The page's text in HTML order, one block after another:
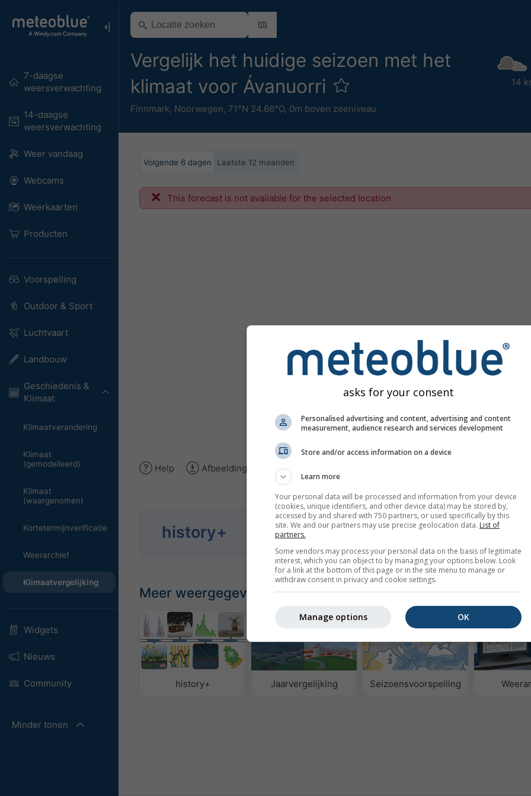
7-daagse
weersverwachting
14-daagse
weersverwachting
Weer vandaag
Webcams
Weerkaarten
Producten
Voorspelling
Outdoor & Sport
Luchtvaart
Landbouw
Geschiedenis &
Klimaat
Klimaatverandering
Klimaat
(gemodelleerd)
Klimaat
(waargenomen)
Kortetermijnverificatie
Weerarchief
Klimaatvergelijking
Widgets
Nieuws
Community
Minder tonen
Vergelijk het huidige seizoen met het
klimaat voor Ávanuorri
Finnmark, Noorwegen, 71°N 24.66°O, 0m boven zeeniveau
14
Volgende 6 dagen Laatste 12 maanden
This forecast is not available for the selected location
Help Afbeelding downloaden
history+ Analyseer historische weergegevens vanaf 1940 Try it for
Meer weergegevens
history+ Jaarvergelijking Seizoensvoorspelling
asks for your consent
Personalised advertising and content, advertising and content
measurement, audience research and services development
Store and/or access information on a device
Learn more
Your personal data will be processed and information from your device
(cookies, unique identifiers, and other device data) may be stored by,
accessed by and shared with 750 partners, or used specifically by this
site. We and our partners may use precise geolocation data. List of
partners.
Some vendors may process your personal data on the basis of legitimate
interest, which you can object to by managing your options below. Look
for a link at the bottom of this page or in the site menu to manage or
withdraw consent in privacy and cookie settings.
OK
Manage options